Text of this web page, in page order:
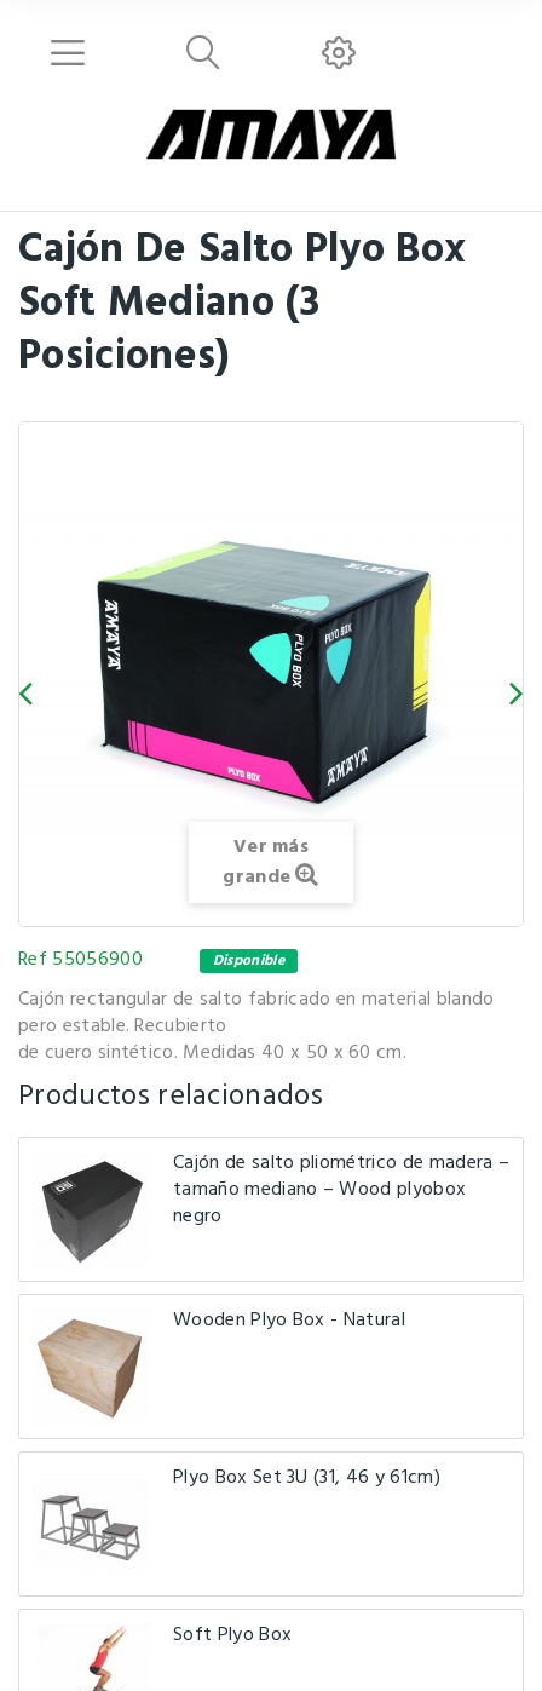
Cajón De Salto Plyo Box
Soft Mediano (3
Posiciones)
Ver más
grande
Ref 55056900 Disponible
Cajón rectangular de salto fabricado en material blando
pero estable. Recubierto
de cuero sintético. Medidas 40 x 50 x 60 cm.
Productos relacionados
Cajón de salto pliométrico de madera –
tamaño mediano – Wood plyobox
negro
Wooden Plyo Box - Natural
Plyo Box Set 3U (31, 46 y 61cm)
Soft Plyo Box